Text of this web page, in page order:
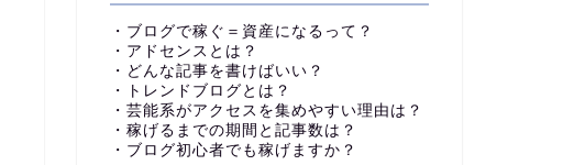
・ブログで稼ぐ＝資産になるって？
・アドセンスとは？
・どんな記事を書けばいい？
・トレンドブログとは？
・芸能系がアクセスを集めやすい理由は？
・稼げるまでの期間と記事数は？
・ブログ初心者でも稼げますか？